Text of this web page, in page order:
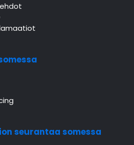
seurantaa somessa